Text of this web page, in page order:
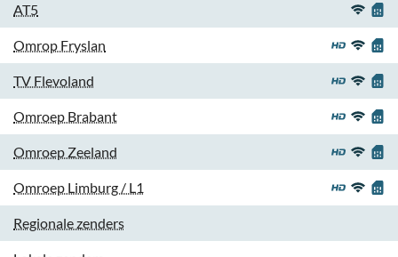
AT5
Omrop Fryslan
TV Flevoland
Omroep Brabant
Omroep Zeeland
Omroep Limburg / L1
Regionale zenders